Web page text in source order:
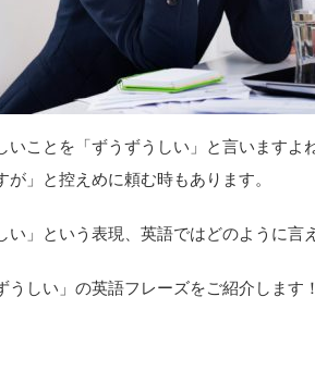
いことを「ずうずうしい」と言いますよ
が」と控えめに頼む時もあります。
い」という表現、英語ではどのように言
うしい」の英語フレーズをご紹介します！